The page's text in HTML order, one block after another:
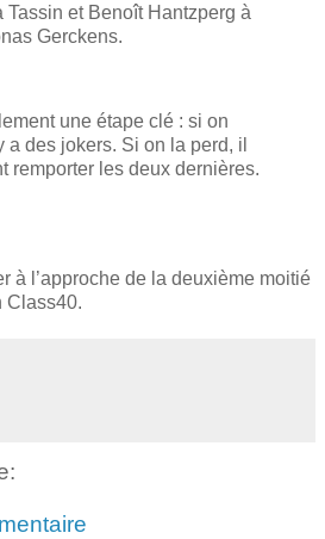
Tassin et Benoît Hantzperg à
Gerckens.
une étape clé : si on
des jokers. Si on la perd, il
remporter les deux dernières.
à l’approche de la deuxième moitié
Class40.